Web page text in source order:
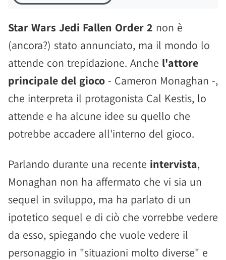
Star Wars Jedi Fallen Order 2 non è
(ancora?) stato annunciato, ma il mondo lo
attende con trepidazione. Anche l'attore
principale del gioco - Cameron Monaghan -,
che interpreta il protagonista Cal Kestis, lo
attende e ha alcune idee su quello che
potrebbe accadere all'interno del gioco.
Parlando durante una recente intervista,
Monaghan non ha affermato che vi sia un
sequel in sviluppo, ma ha parlato di un
ipotetico sequel e di ciò che vorrebbe vedere
da esso, spiegando che vuole vedere il
personaggio in "situazioni molto diverse" e